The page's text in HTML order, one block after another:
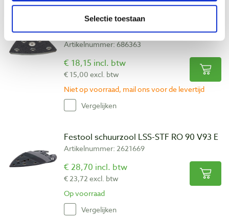
Selectie toestaan
Festool schuurzool stickfix zacht SSH-
STF-V93/6-W/2
Artikelnummer: 686363
€ 18,15 incl. btw
€ 15,00 excl. btw
Niet op voorraad, mail ons voor de levertijd
Vergelijken
Festool schuurzool LSS-STF RO 90 V93 E
Artikelnummer: 2621669
€ 28,70 incl. btw
€ 23,72 excl. btw
Op voorraad
Vergelijken